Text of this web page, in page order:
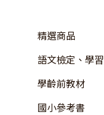
精選商品
語文檢定、學習
學齡前教材
國小參考書